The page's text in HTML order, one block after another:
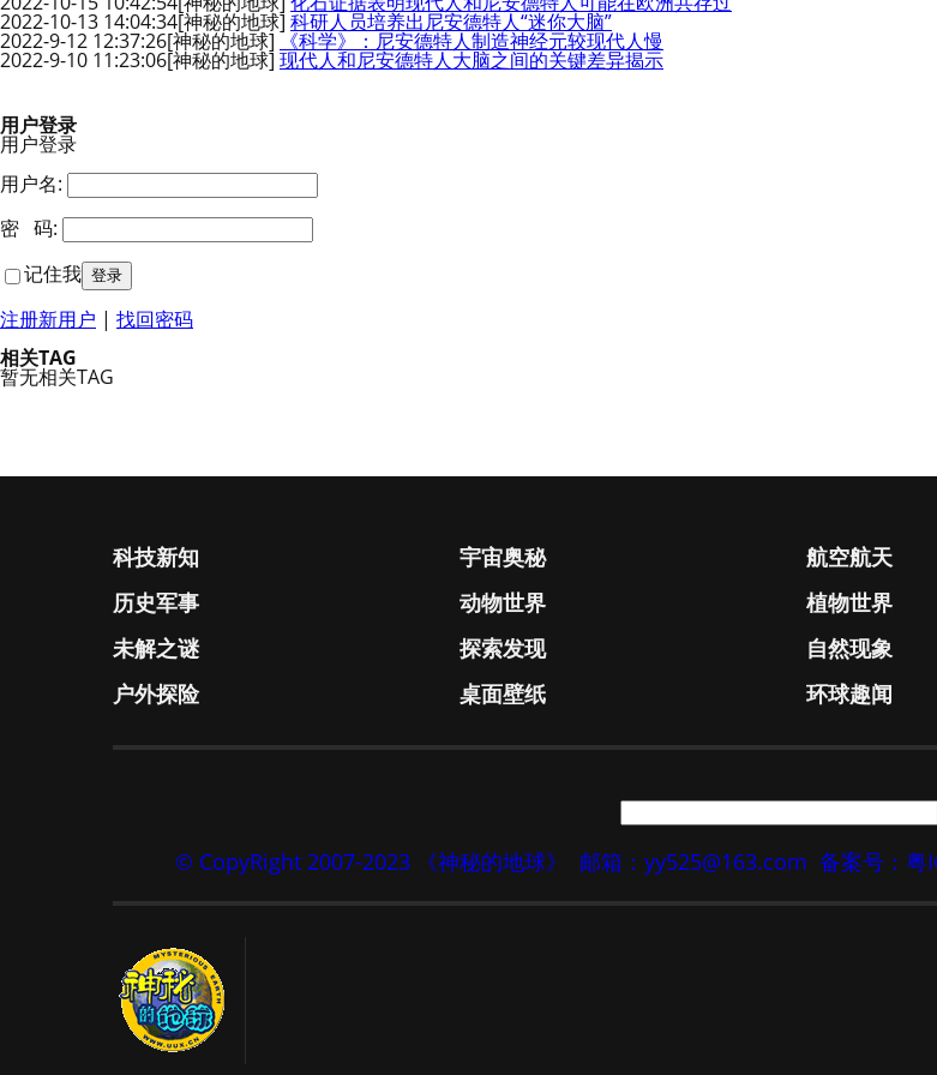
2022-10-13 14:04:34[神秘的地球] 科研人员培养出尼安德特人“迷你大脑”
2022-9-12 12:37:26[神秘的地球] 《科学》：尼安德特人制造神经元较现代人慢
2022-9-10 11:23:06[神秘的地球] 现代人和尼安德特人大脑之间的关键差异揭示
用户登录
用户登录
用户名:
密 码:
记住我
注册新用户 | 找回密码
相关TAG
暂无相关TAG
科技新知 宇宙奥秘 航空航天
历史军事
动物世界 植物世界
未解之谜
探索发现 自然现象
户外探险
桌面壁纸 环球趣闻
© CopyRight 2007-2023 《神秘的地球》 邮箱：yy525@163.com 备案号：粤